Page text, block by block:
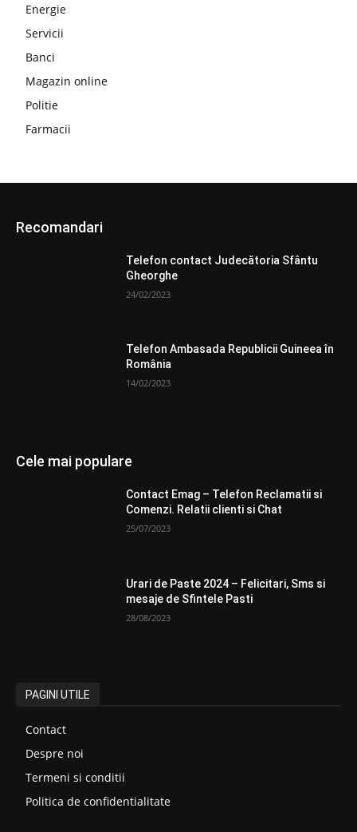
Energie
Servicii
Banci
Magazin online
Politie
Farmacii
Recomandari
Telefon contact Judecătoria Sfântu
Gheorghe
24/02/2023
Telefon Ambasada Republicii Guineea în
România
14/02/2023
Cele mai populare
Contact Emag – Telefon Reclamatii si
Comenzi. Relatii clienti si Chat
25/07/2023
Urari de Paste 2024 – Felicitari, Sms si
mesaje de Sfintele Pasti
28/08/2023
PAGINI UTILE
Contact
Despre noi
Termeni si conditii
Politica de confidentialitate